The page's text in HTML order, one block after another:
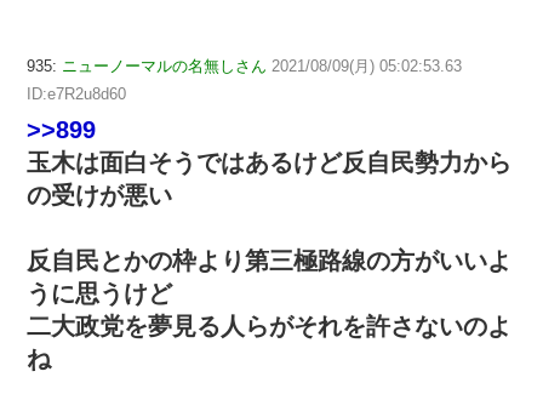
935: ニューノーマルの名無しさん 2021/08/09(月) 05:02:53.63
ID:e7R2u8d60
>>899
玉木は面白そうではあるけど反自民勢力から
の受けが悪い
反自民とかの枠より第三極路線の方がいいよ
うに思うけど
二大政党を夢見る人らがそれを許さないのよ
ね